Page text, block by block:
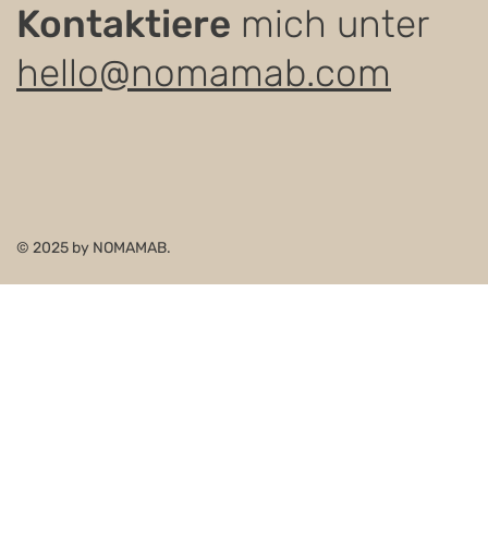
© 2025 by NOMAMAB.
Kontaktiere mich unter
hello@nomamab.com